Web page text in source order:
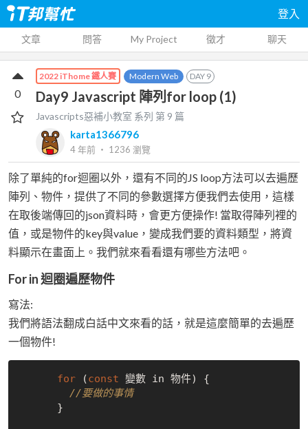
登入
文章 問答 My Project 徵才 聊天
2022 iThome 鐵人賽 Modern Web DAY 9
Day9 Javascript 陣列for loop (1)
Javascripts惡補小教室 系列 第 9 篇
karta1366796
4 年前 ‧ 1236 瀏覽
0
除了單純的for迴圈以外，還有不同的JS loop方法可以去遍歷
陣列、物件，提供了不同的參數選擇方便我們去使用，這樣
在取後端傳回的json資料時，會更方便操作! 當取得陣列裡的
值，或是物件的key與value，變成我們要的資料類型，將資
料顯示在畫面上。我們就來看看還有哪些方法吧。
For in 迴圈遍歷物件
寫法:
我們將語法翻成白話中文來看的話，就是這麼簡單的去遍歷
一個物件!
for (const 變數 in 物件) {
//要做的事情